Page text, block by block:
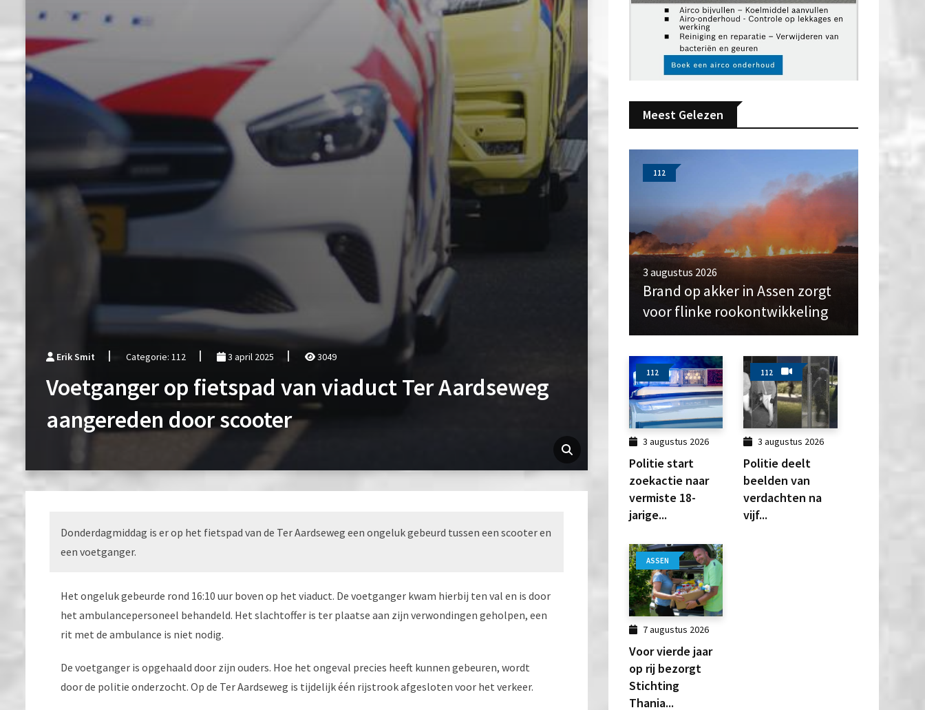
Erik Smit Categorie: 112 3 april 2025 3049
Voetganger op fietspad van viaduct Ter Aardseweg
aangereden door scooter
Donderdagmiddag is er op het fietspad van de Ter Aardseweg een ongeluk gebeurd tussen een scooter en
een voetganger.
Het ongeluk gebeurde rond 16:10 uur boven op het viaduct. De voetganger kwam hierbij ten val en is door
het ambulancepersoneel behandeld. Het slachtoffer is ter plaatse aan zijn verwondingen geholpen, een
rit met de ambulance is niet nodig.
De voetganger is opgehaald door zijn ouders. Hoe het ongeval precies heeft kunnen gebeuren, wordt
door de politie onderzocht. Op de Ter Aardseweg is tijdelijk één rijstrook afgesloten voor het verkeer.
Meest Gelezen
112
3 augustus 2026
Brand op akker in Assen zorgt
voor flinke rookontwikkeling
112
3 augustus 2026
Politie start
zoekactie naar
vermiste 18-
jarige...
112
3 augustus 2026
Politie deelt
beelden van
verdachten na
vijf...
ASSEN
7 augustus 2026
Voor vierde jaar
op rij bezorgt
Stichting
Thania...